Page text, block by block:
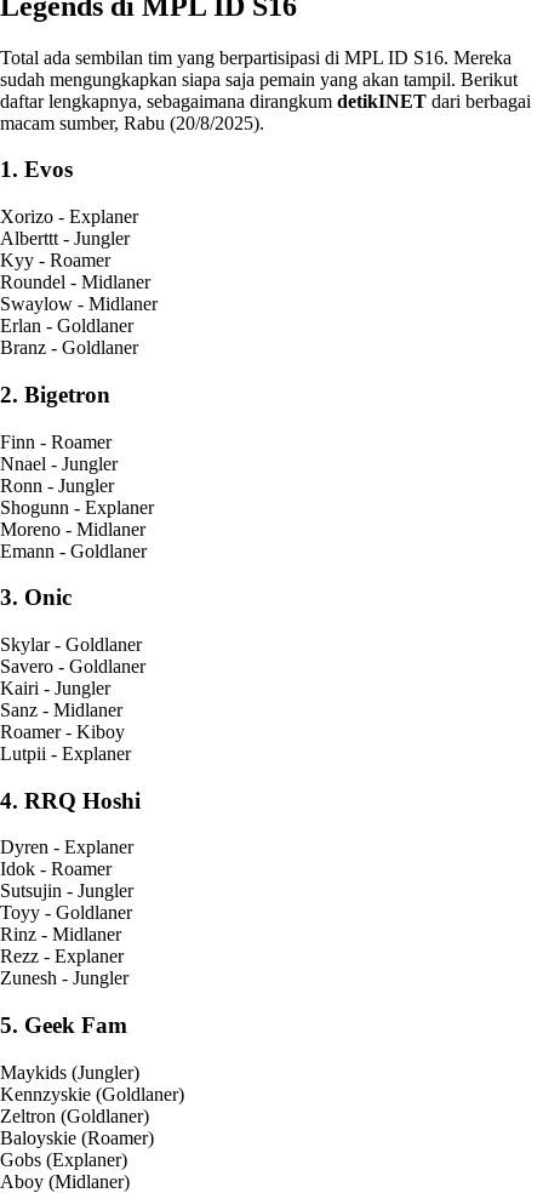
Total ada sembilan tim yang berpartisipasi di MPL ID S16. Mereka
sudah mengungkapkan siapa saja pemain yang akan tampil. Berikut
daftar lengkapnya, sebagaimana dirangkum detikINET dari berbagai
macam sumber, Rabu (20/8/2025).
1. Evos
Xorizo - Explaner
Alberttt - Jungler
Kyy - Roamer
Roundel - Midlaner
Swaylow - Midlaner
Erlan - Goldlaner
Branz - Goldlaner
2. Bigetron
Finn - Roamer
Nnael - Jungler
Ronn - Jungler
Shogunn - Explaner
Moreno - Midlaner
Emann - Goldlaner
3. Onic
Skylar - Goldlaner
Savero - Goldlaner
Kairi - Jungler
Sanz - Midlaner
Roamer - Kiboy
Lutpii - Explaner
4. RRQ Hoshi
Dyren - Explaner
Idok - Roamer
Sutsujin - Jungler
Toyy - Goldlaner
Rinz - Midlaner
Rezz - Explaner
Zunesh - Jungler
5. Geek Fam
Maykids (Jungler)
Kennzyskie (Goldlaner)
Zeltron (Goldlaner)
Baloyskie (Roamer)
Gobs (Explaner)
Aboy (Midlaner)